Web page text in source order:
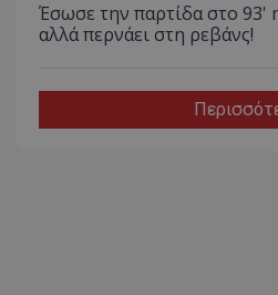
Έσωσε την παρτίδα στο 93'
αλλά περνάει στη ρεβάνς!